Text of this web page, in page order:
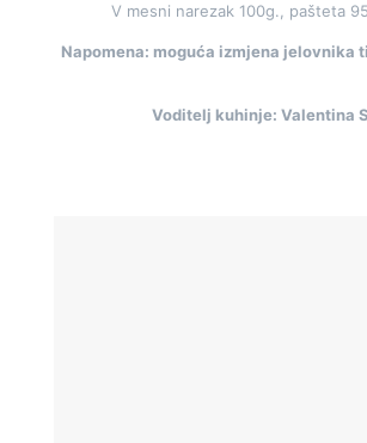
V mesni narezak 100g., pašteta
Napomena: moguća izmjena jelovnika
Voditelj kuhinje: Valentina